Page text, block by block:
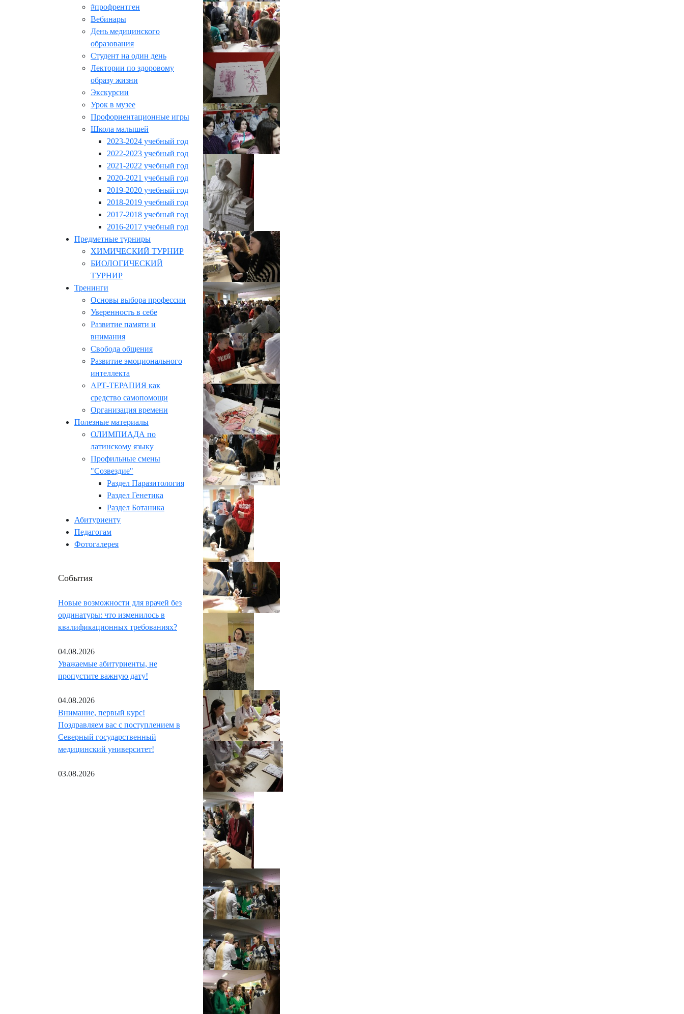
#профрентген
Вебинары
День медицинского
образования
Студент на один день
Лектории по здоровому
образу жизни
Экскурсии
Урок в музее
Профориентационные игры
Школа малышей
2023-2024 учебный год
2022-2023 учебный год
2021-2022 учебный год
2020-2021 учебный год
2019-2020 учебный год
2018-2019 учебный год
2017-2018 учебный год
2016-2017 учебный год
Предметные турниры
ХИМИЧЕСКИЙ ТУРНИР
БИОЛОГИЧЕСКИЙ
ТУРНИР
Тренинги
Основы выбора профессии
Уверенность в себе
Развитие памяти и
внимания
Свобода общения
Развитие эмоционального
интеллекта
АРТ-ТЕРАПИЯ как
средство самопомощи
Организация времени
Полезные материалы
ОЛИМПИАДА по
латинскому языку
Профильные смены
"Созвездие"
Раздел Паразитология
Раздел Генетика
Раздел Ботаника
Абитуриенту
Педагогам
Фотогалерея
События
Новые возможности для врачей без
ординатуры: что изменилось в
квалификационных требованиях?
04.08.2026
Уважаемые абитуриенты, не
пропустите важную дату!
04.08.2026
Внимание, первый курс!
Поздравляем вас с поступлением в
Северный государственный
медицинский университет!
03.08.2026